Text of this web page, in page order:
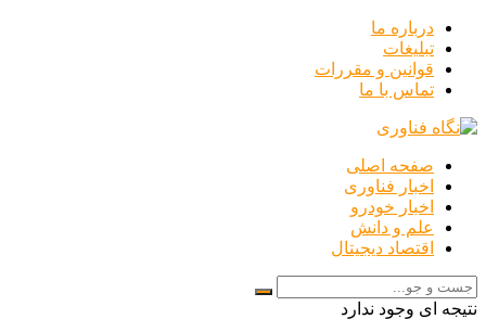
درباره ما
تبلیغات
قوانین و مقررات
تماس با ما
صفحه اصلی
اخبار فناوری
اخبار خودرو
علم و دانش
اقتصاد دیجیتال
نتیجه ای وجود ندارد